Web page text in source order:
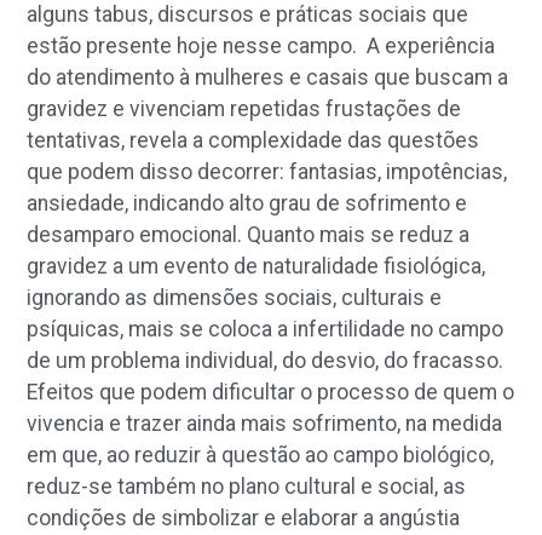
alguns tabus, discursos e práticas sociais que
estão presente hoje nesse campo. A experiência
do atendimento à mulheres e casais que buscam a
gravidez e vivenciam repetidas frustações de
tentativas, revela a complexidade das questões
que podem disso decorrer: fantasias, impotências,
ansiedade, indicando alto grau de sofrimento e
desamparo emocional. Quanto mais se reduz a
gravidez a um evento de naturalidade fisiológica,
ignorando as dimensões sociais, culturais e
psíquicas, mais se coloca a infertilidade no campo
de um problema individual, do desvio, do fracasso.
Efeitos que podem dificultar o processo de quem o
vivencia e trazer ainda mais sofrimento, na medida
em que, ao reduzir à questão ao campo biológico,
reduz-se também no plano cultural e social, as
condições de simbolizar e elaborar a angústia